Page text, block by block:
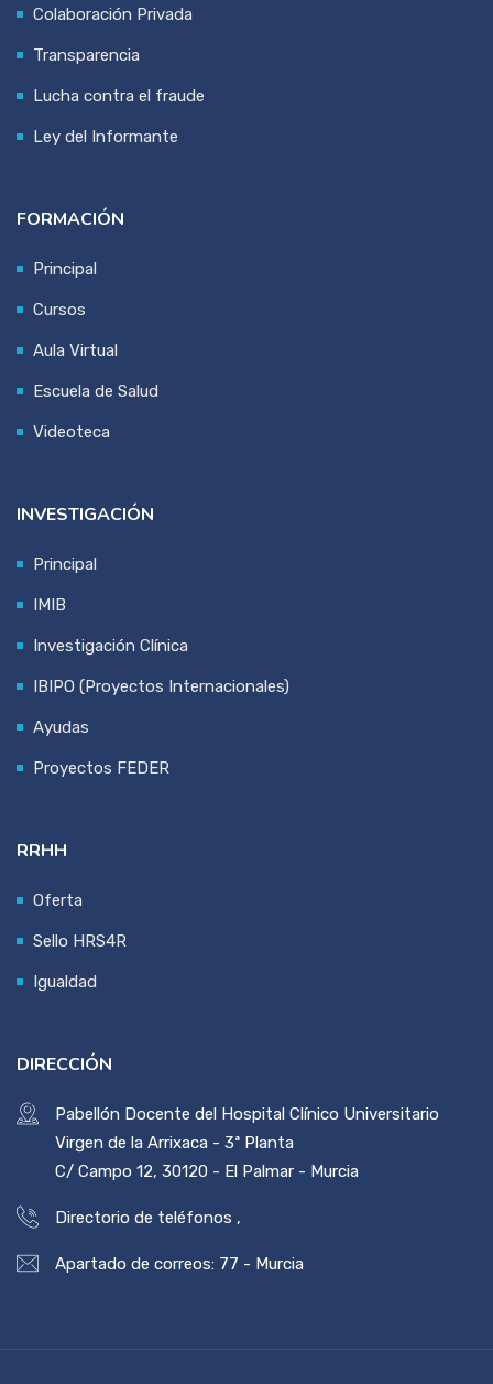
Colaboración Privada
Transparencia
Lucha contra el fraude
Ley del Informante
FORMACIÓN
Principal
Cursos
Aula Virtual
Escuela de Salud
Videoteca
INVESTIGACIÓN
Principal
IMIB
Investigación Clínica
IBIPO (Proyectos Internacionales)
Ayudas
Proyectos FEDER
RRHH
Oferta
Sello HRS4R
Igualdad
DIRECCIÓN
Pabellón Docente del Hospital Clínico Universitario
Virgen de la Arrixaca - 3ª Planta
C/ Campo 12, 30120 - El Palmar - Murcia
Directorio de teléfonos ,
Apartado de correos: 77 - Murcia